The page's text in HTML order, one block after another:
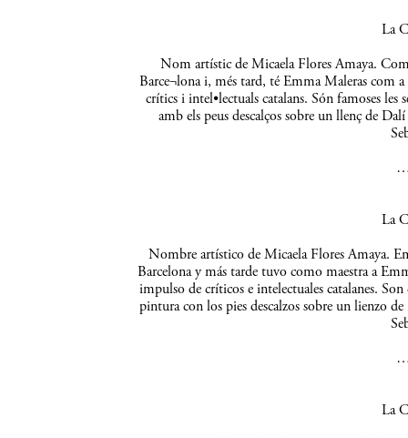
La
Nom artístic de Micaela Flores Amaya.
Barce¬lona i, més tard, té Emma Maleras com
crítics i intel•lectuals catalans. Són famoses
amb els peus descalços sobre un llenç de
La
Nombre artístico de Micaela Flores Amaya.
Barcelona y más tarde tuvo como maestra a
impulso de críticos e intelectuales catalanes.
pintura con los pies descalzos sobre un lienzo
La